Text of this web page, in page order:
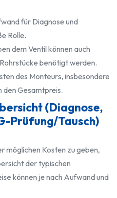
für Diagnose und
Rolle.
dem Ventil können auch
benötigt werden.
des Monteurs, insbesondere
den Gesamtpreis.
(Diagnose,
Prüfung/Tausch)
möglichen Kosten zu geben,
der typischen
können je nach Aufwand und